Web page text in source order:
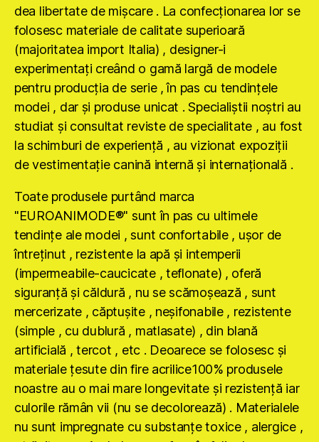
dea libertate de mişcare . La confecţionarea lor se
folosesc materiale de calitate superioară
(majoritatea import Italia) , designer-i
experimentaţi creând o gamă largă de modele
pentru producţia de serie , în pas cu tendinţele
modei , dar şi produse unicat . Specialiştii noştri au
studiat şi consultat reviste de specialitate , au fost
la schimburi de experienţă , au vizionat expoziţii
de vestimentaţie canină internă şi internaţională .
Toate produsele purtând marca
"EUROANIMODE®" sunt în pas cu ultimele
tendinţe ale modei , sunt confortabile , uşor de
întreţinut , rezistente la apă şi intemperii
(impermeabile-caucicate , teflonate) , oferă
siguranţă şi căldură , nu se scămoşează , sunt
mercerizate , căptuşite , neşifonabile , rezistente
(simple , cu dublură , matlasate) , din blană
artificială , tercot , etc . Deoarece se folosesc şi
materiale ţesute din fire acrilice100% produsele
noastre au o mai mare longevitate şi rezistenţă iar
culorile rămân vii (nu se decolorează) . Materialele
nu sunt impregnate cu substanţe toxice , alergice ,